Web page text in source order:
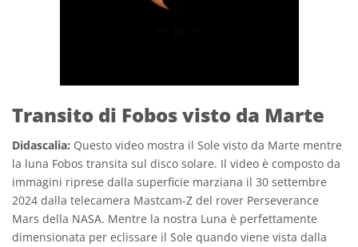
Transito di Fobos visto da Marte
Didascalia: Questo video mostra il Sole visto da Marte mentre
la luna Fobos transita sul disco solare. Il video è composto da
immagini riprese dalla superficie marziana il 30 settembre
2024 dalla telecamera Mastcam-Z del rover Perseverance
Mars della NASA. Mentre la nostra Luna è perfettamente
dimensionata per eclissare il Sole quando viene vista dalla